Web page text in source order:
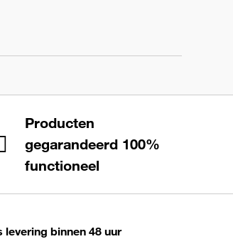
Producten
gegarandeerd 100%
functioneel
levering binnen 48 uur